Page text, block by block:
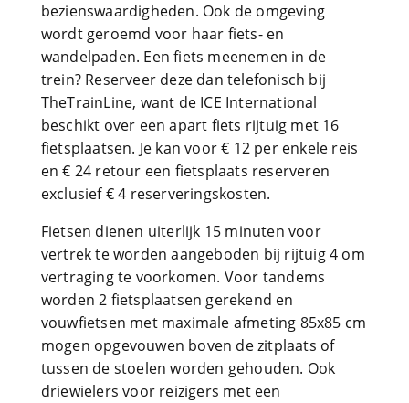
bezienswaardigheden. Ook de omgeving
wordt geroemd voor haar fiets- en
wandelpaden. Een fiets meenemen in de
trein? Reserveer deze dan telefonisch bij
TheTrainLine, want de ICE International
beschikt over een apart fiets rijtuig met 16
fietsplaatsen. Je kan voor € 12 per enkele reis
en € 24 retour een fietsplaats reserveren
exclusief € 4 reserveringskosten.
Fietsen dienen uiterlijk 15 minuten voor
vertrek te worden aangeboden bij rijtuig 4 om
vertraging te voorkomen. Voor tandems
worden 2 fietsplaatsen gerekend en
vouwfietsen met maximale afmeting 85x85 cm
mogen opgevouwen boven de zitplaats of
tussen de stoelen worden gehouden. Ook
driewielers voor reizigers met een